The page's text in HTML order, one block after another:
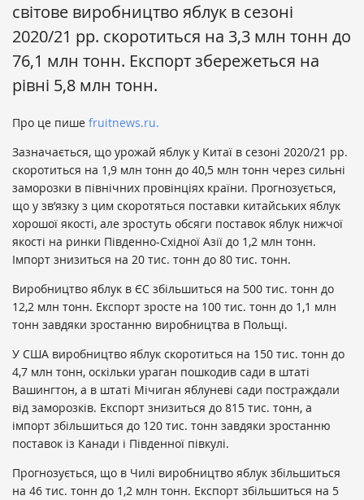
світове виробництво яблук в сезоні
2020/21 рр. скоротиться на 3,3 млн тонн до
76,1 млн тонн. Експорт збережеться на
рівні 5,8 млн тонн.
Про це пише fruitnews.ru.
Зазначається, що урожай яблук у Китаї в сезоні 2020/21 рр.
скоротиться на 1,9 млн тонн до 40,5 млн тонн через сильні
заморозки в північних провінціях країни. Прогнозується,
що у зв’язку з цим скоротяться поставки китайських яблук
хорошої якості, але зростуть обсяги поставок яблук нижчої
якості на ринки Південно-Східної Азії до 1,2 млн тонн.
Імпорт знизиться на 20 тис. тонн до 80 тис. тонн.
Виробництво яблук в ЄС збільшиться на 500 тис. тонн до
12,2 млн тонн. Експорт зросте на 100 тис. тонн до 1,1 млн
тонн завдяки зростанню виробництва в Польщі.
У США виробництво яблук скоротиться на 150 тис. тонн до
4,7 млн тонн, оскільки ураган пошкодив сади в штаті
Вашингтон, а в штаті Мічиган яблуневі сади постраждали
від заморозків. Експорт знизиться до 815 тис. тонн, а
імпорт збільшиться до 120 тис. тонн завдяки зростанню
поставок із Канади і Південної півкулі.
Прогнозується, що в Чилі виробництво яблук збільшиться
на 46 тис. тонн до 1,2 млн тонн. Експорт збільшиться на 5